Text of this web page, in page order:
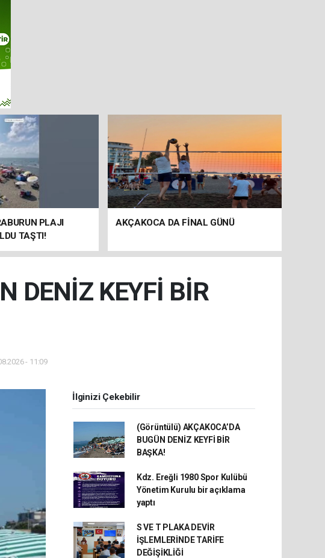
PLAJI
TAŞTI!
AKÇAKOCA DA FİNAL GÜNÜ
DENİZ KEYFİ BİR
- 11:09
İlginizi Çekebilir
(Görüntülü) AKÇAKOCA’DA
BUGÜN DENİZ KEYFİ BİR
BAŞKA!
Kdz. Ereğli 1980 Spor Kulübü
Yönetim Kurulu bir açıklama
yaptı
S VE T PLAKA DEVİR
İŞLEMLERİNDE TARİFE
DEĞİŞİKLİĞİ